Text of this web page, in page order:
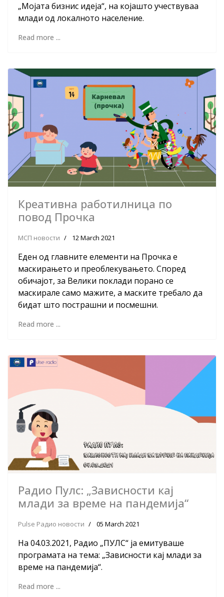
„Мојата бизнис идеја“, на којашто учествуваа
млади од локалното население.
Read more ...
Креативна работилница по
повод Прочка
МСП новости 12 March 2021
Еден од главните елементи на Прочка е
маскирањето и преоблекувањето. Според
обичајот, за Велики поклади порано се
маскирале само мажите, а маските требало да
бидат што пострашни и посмешни.
Read more ...
Радио Пулс: „Зависности кај
млади за време на пандемија“
Pulse Радио новости 05 March 2021
На 04.03.2021, Радио „ПУЛС“ ја емитуваше
програмата на тема: „Зависности кај млади за
време на пандемија“.
Read more ...